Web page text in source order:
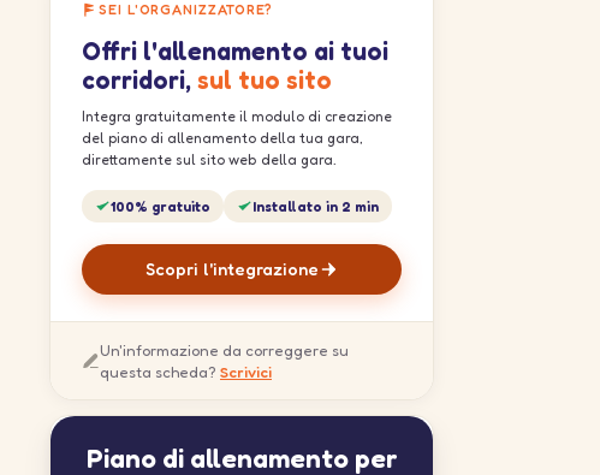
SEI L'ORGANIZZATORE?
Offri l'allenamento ai tuoi
corridori, sul tuo sito
Integra gratuitamente il modulo di creazione
del piano di allenamento della tua gara,
direttamente sul sito web della gara.
100% gratuito Installato in 2 min
Scopri l'integrazione
Un'informazione da correggere su
questa scheda? Scrivici
Piano di allenamento per